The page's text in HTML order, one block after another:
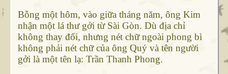
Bỗng một hôm, vào giữa tháng năm, ông Kim
nhận một lá thư gởi từ Sài Gòn. Dù địa chỉ
không thay đổi, nhưng nét chữ ngoài phong bì
không phải nét chữ của ông Quý và tên người
gởi là một tên lạ: Trần Thanh Phong.